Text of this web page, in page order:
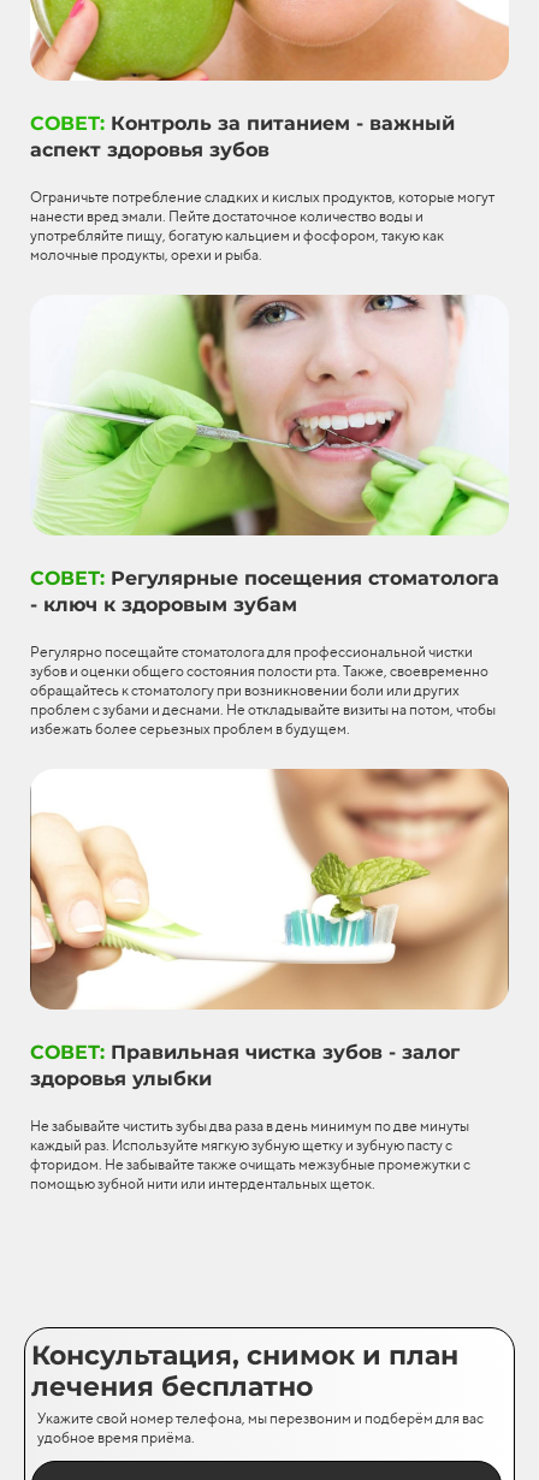
СОВЕТ: Контроль за питанием - важный
аспект здоровья зубов
Ограничьте потребление сладких и кислых продуктов, которые могут
нанести вред эмали. Пейте достаточное количество воды и
употребляйте пищу, богатую кальцием и фосфором, такую как
молочные продукты, орехи и рыба.
СОВЕТ: Регулярные посещения стоматолога
- ключ к здоровым зубам
Регулярно посещайте стоматолога для профессиональной чистки
зубов и оценки общего состояния полости рта. Также, своевременно
обращайтесь к стоматологу при возникновении боли или других
проблем с зубами и деснами. Не откладывайте визиты на потом, чтобы
избежать более серьезных проблем в будущем.
СОВЕТ: Правильная чистка зубов - залог
здоровья улыбки
Не забывайте чистить зубы два раза в день минимум по две минуты
каждый раз. Используйте мягкую зубную щетку и зубную пасту с
фторидом. Не забывайте также очищать межзубные промежутки с
помощью зубной нити или интердентальных щеток.
Консультация, снимок и план
лечения бесплатно
Укажите свой номер телефона, мы перезвоним и подберём для вас
удобное время приёма.